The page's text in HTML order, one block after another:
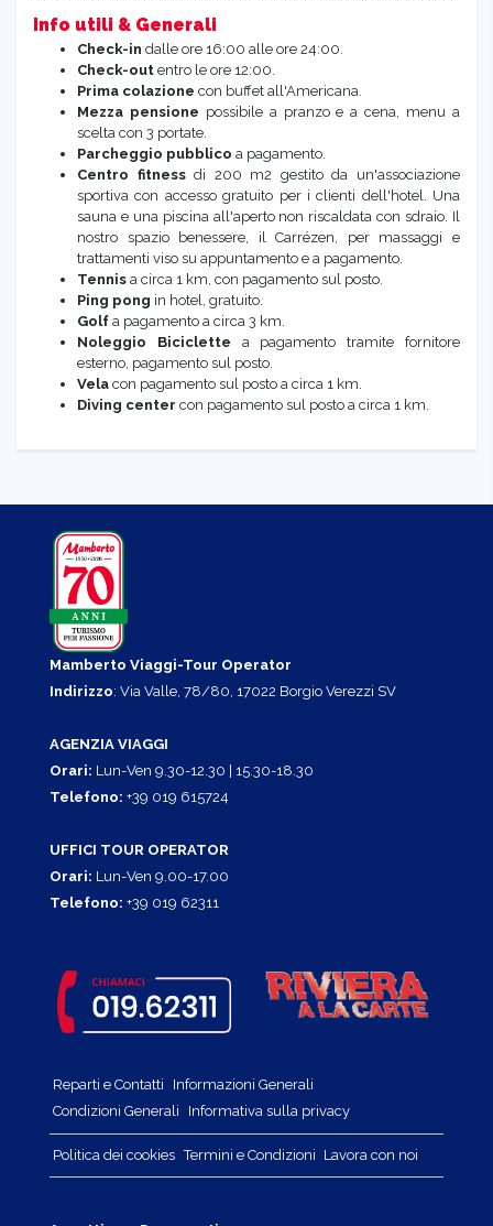
Info utili & Generali
Check-in dalle ore 16:00 alle ore 24:00.
Check-out entro le ore 12:00.
Prima colazione con buffet all'Americana.
Mezza pensione possibile a pranzo e a cena, menu a
scelta con 3 portate.
Parcheggio pubblico a pagamento.
Centro fitnessdi 200 m2 gestito da un'associazione
sportiva con accesso gratuito per i clienti dell'hotel. Una
sauna e una piscina all'aperto non riscaldata con sdraio. Il
nostro spazio benessere, il Carrézen, per massaggi e
trattamenti viso su appuntamento e a pagamento.
Tennis a circa 1 km, con pagamento sul posto.
Ping pong in hotel, gratuito.
Golf a pagamento a circa 3 km.
Noleggio Biciclette a pagamento tramite fornitore
esterno, pagamento sul posto.
Vela con pagamento sul posto a circa 1 km.
Diving center con pagamento sul posto a circa 1 km.
Mamberto Viaggi-Tour Operator
Indirizzo: Via Valle, 78/80, 17022 Borgio Verezzi SV
AGENZIA VIAGGI
Orari: Lun-Ven 9.30-12.30 | 15.30-18.30
Telefono: +39 019 615724
UFFICI TOUR OPERATOR
Orari: Lun-Ven 9.00-17.00
Telefono: +39 019 62311
Reparti e Contatti
Informazioni Generali
Condizioni Generali
Informativa sulla privacy
Politica dei cookies Termini e Condizioni Lavora con noi